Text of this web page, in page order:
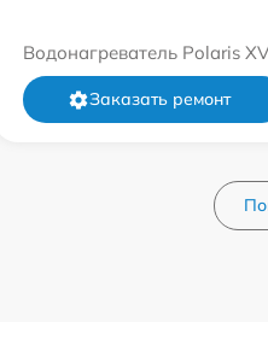
Водонагреватель Polaris
Заказать ремонт